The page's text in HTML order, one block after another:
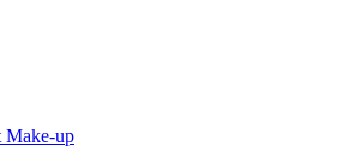
Make-up